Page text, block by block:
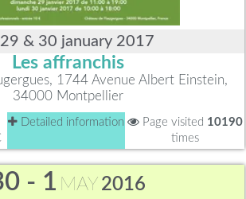
29 & 30 january 2017
Les affranchis
1744 Avenue Albert Einstein,
34000 Montpellier
Detailed information Page visited 10190
times
- 1 MAY 2016